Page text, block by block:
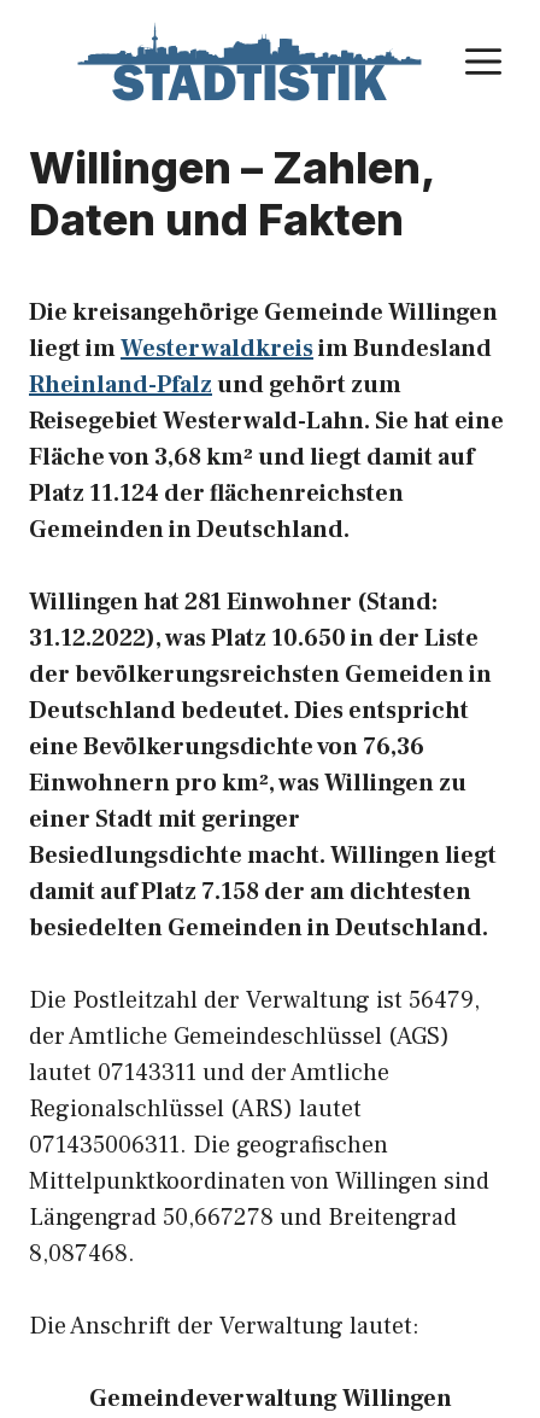
Willingen – Zahlen,
Daten und Fakten
Die kreisangehörige Gemeinde Willingen
liegt imWesterwaldkreisim Bundesland
Rheinland-Pfalzund gehört zum
Reisegebiet Westerwald-Lahn. Sie hat eine
Fläche von 3,68 km² und liegt damit auf
Platz 11.124 der flächenreichsten
Gemeinden in Deutschland.
Willingen hat 281 Einwohner (Stand:
31.12.2022), was Platz 10.650 in der Liste
der bevölkerungsreichsten Gemeiden in
Deutschland bedeutet. Dies entspricht
eine Bevölkerungsdichte von 76,36
Einwohnern pro km², was Willingen zu
einer Stadt mit geringer
Besiedlungsdichte macht. Willingen liegt
damit auf Platz 7.158 der am dichtesten
besiedelten Gemeinden in Deutschland.
Die Postleitzahl der Verwaltung ist 56479,
der Amtliche Gemeindeschlüssel (AGS)
lautet 07143311 und der Amtliche
Regionalschlüssel (ARS) lautet
071435006311. Die geografischen
Mittelpunktkoordinaten von Willingen sind
Längengrad 50,667278 und Breitengrad
8,087468.
Die Anschrift der Verwaltung lautet:
Gemeindeverwaltung Willingen